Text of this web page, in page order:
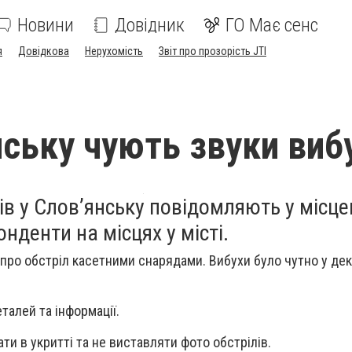
Новини Довідник ГО Має сенс
Довідкова Нерухомість Звіт про прозорість JTI
чують звуки
у Слов’янську повідомляють у
на місцях у місті.
обстріл касетними снарядами. Вибухи було чутно у
та інформації.
в укритті та не виставляти фото обстрілів.